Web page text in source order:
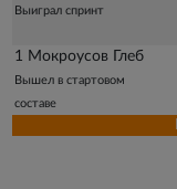
Выиграл спринт
1 Мокроусов Глеб
Вышел в стартовом
составе